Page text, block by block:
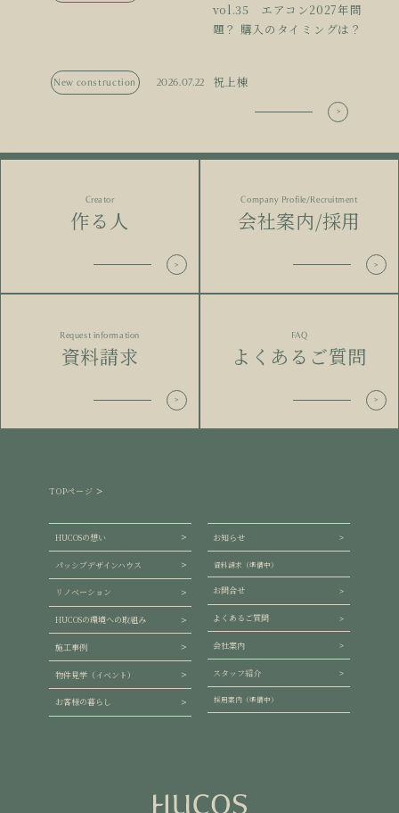
vol.35 エアコン2027年問
題？ 購入のタイミングは？
New construction 2026.07.22 祝上棟
Creator
作る人
Company Profile/Recruitment
会社案内/採用
Request information
資料請求
FAQ
よくあるご質問
TOPページ
HUCOSの想い
パッシブデザインハウス
リノベーション
HUCOSの環境への取組み
施工事例
物件見学（イベント）
お客様の暮らし
お知らせ
資料請求（準備中）
お問合せ
よくあるご質問
会社案内
スタッフ紹介
採用案内（準備中）